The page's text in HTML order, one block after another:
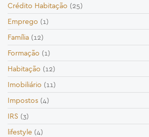
Crédito Habitação (25)
Emprego (1)
Família (12)
Formação (1)
Habitação (12)
Imobiliário (11)
Impostos (4)
IRS (3)
lifestyle (4)